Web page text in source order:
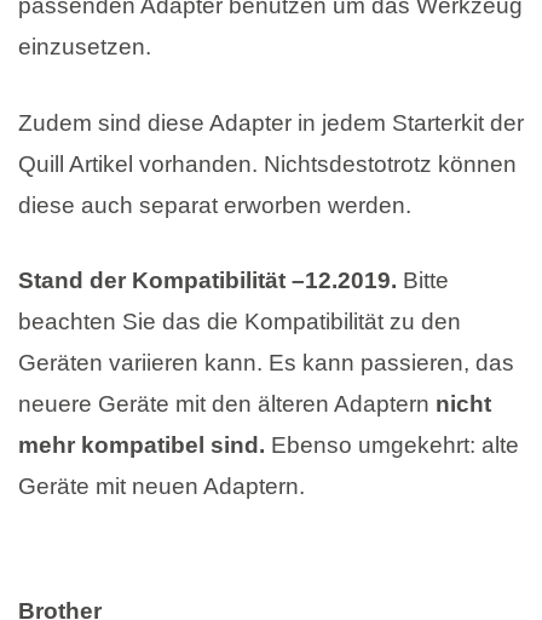
passenden Adapter benutzen um das Werkzeug
einzusetzen.
Zudem sind diese Adapter in jedem Starterkit der
Quill Artikel vorhanden. Nichtsdestotrotz können
diese auch separat erworben werden.
Stand der Kompatibilität –12.2019. Bitte
beachten Sie das die Kompatibilität zu den
Geräten variieren kann. Es kann passieren, das
neuere Geräte mit den älteren Adaptern nicht
mehr kompatibel sind. Ebenso umgekehrt: alte
Geräte mit neuen Adaptern.
Brother